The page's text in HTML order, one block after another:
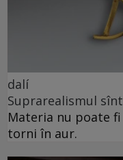
dalí
Suprarealismul
Materia nu poate
torni în aur.